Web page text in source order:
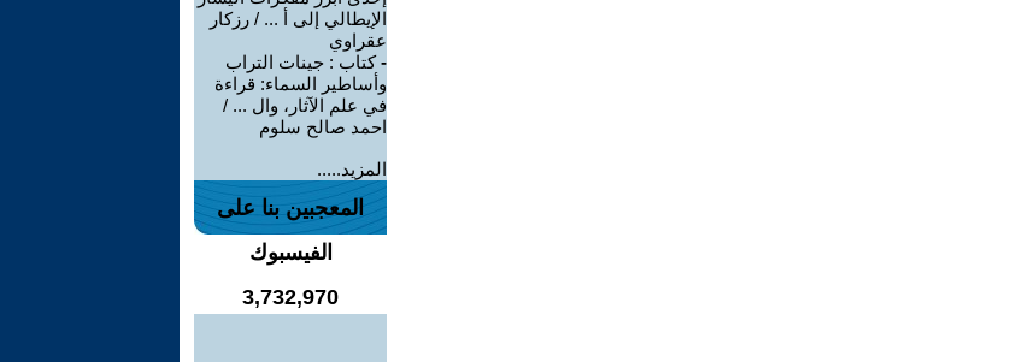
الإيطالي إلى أ ... / رزكار
عقراوي
-كتاب : جينات التراب
وأساطير السماء: قراءة
في علم الآثار، وال ... /
احمد صالح سلوم
المزيد.....
المعجبين بنا على
الفيسبوك
3,732,970